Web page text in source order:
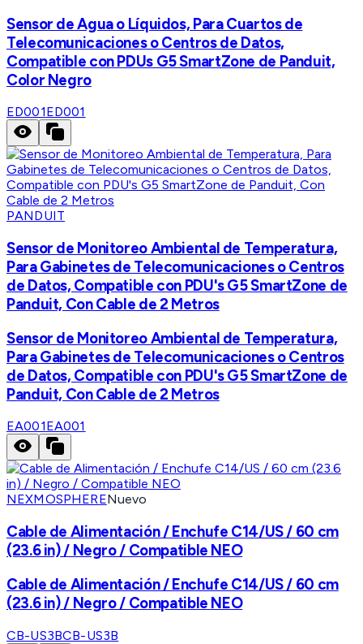
Sensor de Agua o Líquidos, Para Cuartos de
Telecomunicaciones o Centros de Datos,
Compatible con PDUs G5 SmartZone de Panduit,
Color Negro
ED001ED001
PANDUIT
Sensor de Monitoreo Ambiental de Temperatura,
Para Gabinetes de Telecomunicaciones o Centros
de Datos, Compatible con PDU's G5 SmartZone de
Panduit, Con Cable de 2 Metros
Sensor de Monitoreo Ambiental de Temperatura,
Para Gabinetes de Telecomunicaciones o Centros
de Datos, Compatible con PDU's G5 SmartZone de
Panduit, Con Cable de 2 Metros
EA001EA001
NEXMOSPHERENuevo
Cable de Alimentación / Enchufe C14/US / 60 cm
(23.6 in) / Negro / Compatible NEO
Cable de Alimentación / Enchufe C14/US / 60 cm
(23.6 in) / Negro / Compatible NEO
CB-US3BCB-US3B